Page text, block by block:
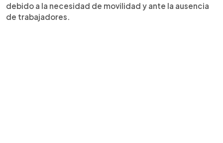
debido a la necesidad de movilidad y ante la ausencia
de trabajadores.